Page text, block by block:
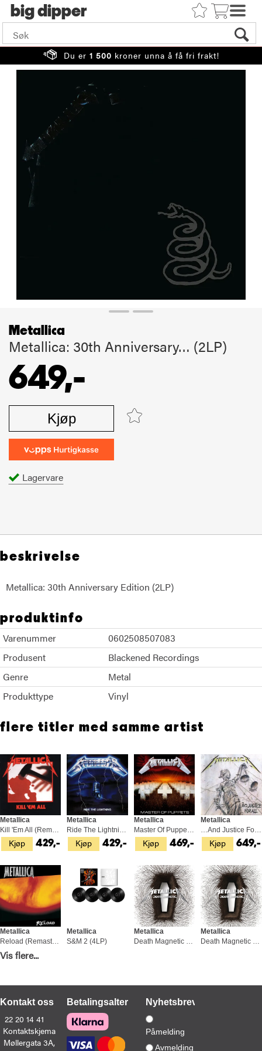
big
Du er 1 500 kroner unna å få fri frakt!
Metallica
Metallica: 30th Anniversary… (2LP)
649,-
Kjøp
Lagervare
beskrivelse
Metallica: 30th Anniversary Edition (2LP)
produktinfo
Varenummer
0602508507083
Produsent
Blackened Recordings
Genre
Metal
Produkttype
Vinyl
flere titler med samme artist
Kjøp
Metallica
Kill 'Em All (Remaster) (LP)
429,- Kjøp
Metallica
Ride The Lightning (Remaster) (LP)
429,- Kjøp
Metallica
Master Of Puppets (LP)
469,- Kjøp
Metallica
…And Justice For All - LTD (2LP)
649,-
Kjøp
Metallica
599,-
Metallica
S&M 2 (4LP)
Metallica
Metallica
Metallica
Metallica
Metallica
Vis flere...
Kontakt oss
22 20 14 41
Kontaktskjema
Møllergata 3A,
BetalingsalternativerNyhetsbrev
Påmelding
Avmelding